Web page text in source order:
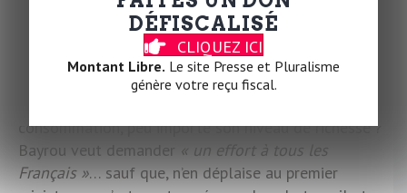
ressortir les mêmes billevesées que d’habitude :
protéger les entreprises, revoir les dépenses
publiques et mettre en place une TVA sociale… Vous
savez cette taxe profondément inégalitaire puisque
consommation, peu importe son niveau de richesse ?
Bayrou veut demander « un effort à tous les
Français »… sauf que, n’en déplaise au premier
DÉFISCALISÉ
CLIQUEZ ICI
Montant Libre. Le site Presse et Pluralisme
génère votre reçu fiscal.